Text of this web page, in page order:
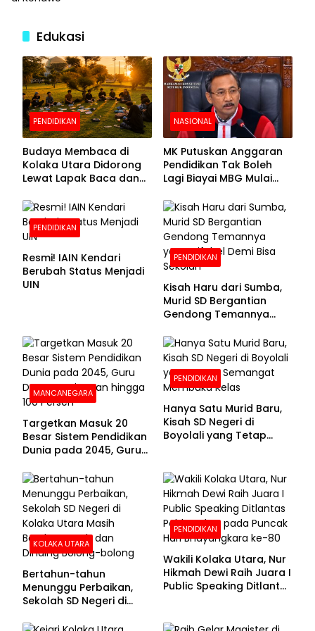
Edukasi
PENDIDIKAN
Budaya Membaca di
Kolaka Utara Didorong
Lewat Lapak Baca dan
NASIONAL
MK Putuskan Anggaran
Pendidikan Tak Boleh
Lagi Biayai MBG Mulai
PENDIDIKAN
Resmi! IAIN Kendari
Berubah Status Menjadi
UIN
PENDIDIKAN
Kisah Haru dari Sumba,
Murid SD Bergantian
Gendong Temannya
Sekolah
MANCANEGARA
Targetkan Masuk 20
Besar Sistem Pendidikan
Dunia pada 2045, Guru
100 Persen
PENDIDIKAN
Hanya Satu Murid Baru,
Kisah SD Negeri di
Boyolali yang Tetap
KOLAKA UTARA
Bertahun-tahun
Menunggu Perbaikan,
Sekolah SD Negeri di
Beralas Tanah dan
PENDIDIKAN
Wakili Kolaka Utara, Nur
Hikmah Dewi Raih Juara I
Public Speaking Ditlantas
Bhayangkara ke-80